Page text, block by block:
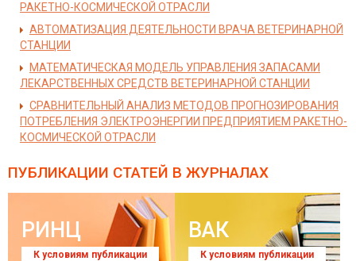
РАКЕТНО-КОСМИЧЕСКОЙ ОТРАСЛИ
АВТОМАТИЗАЦИЯ ДЕЯТЕЛЬНОСТИ ВРАЧА ВЕТЕРИНАРНОЙ
СТАНЦИИ
МАТЕМАТИЧЕСКАЯ МОДЕЛЬ УПРАВЛЕНИЯ ЗАПАСАМИ
ЛЕКАРСТВЕННЫХ СРЕДСТВ ВЕТЕРИНАРНОЙ СТАНЦИИ
СРАВНИТЕЛЬНЫЙ АНАЛИЗ МЕТОДОВ ПРОГНОЗИРОВАНИЯ
ПОТРЕБЛЕНИЯ ЭЛЕКТРОЭНЕРГИИ ПРЕДПРИЯТИЕМ РАКЕТНО-
КОСМИЧЕСКОЙ ОТРАСЛИ
ПУБЛИКАЦИИ СТАТЕЙ В ЖУРНАЛАХ
РИНЦ
К условиям публикации
ВАК
К условиям публикации